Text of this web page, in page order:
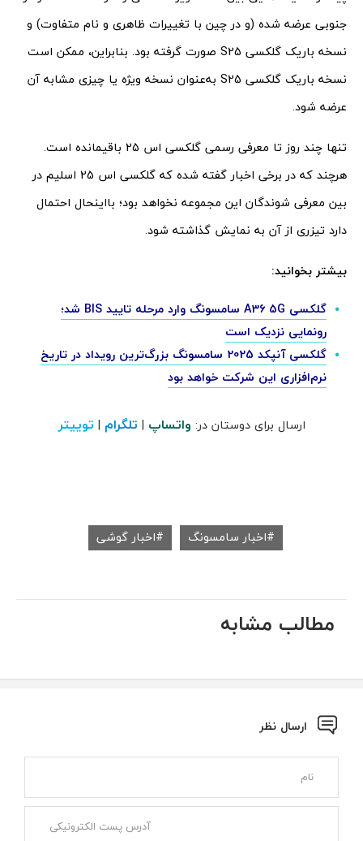
جنوبی عرضه شده (و در چین با تغییرات ظاهری و نام متفاوت) و
نسخه باریک گلکسی S25 صورت گرفته بود. بنابراین، ممکن است
نسخه باریک گلکسی S25 به‌عنوان نسخه ویژه یا چیزی مشابه آن
عرضه شود.
تنها چند روز تا معرفی رسمی گلکسی اس 25 باقیمانده است.
هرچند که در برخی اخبار گفته شده که گلکسی اس 25 اسلیم در
بین معرفی شوندگان این مجموعه نخواهد بود؛ بااینحال احتمال
دارد تیزری از آن به نمایش گذاشته شود.
بیشتر بخوانید:
گلکسی A36 5G سامسونگ وارد مرحله تایید BIS شد؛
رونمایی نزدیک است
گلکسی آنپکد 2025 سامسونگ بزرگ‌ترین رویداد در تاریخ
نرم‌افزاری این شرکت خواهد بود
ارسال برای دوستان در: واتساپ | تلگرام | توییتر
اخبار سامسونگ اخبار گوشی
مطالب مشابه
ارسال نظر